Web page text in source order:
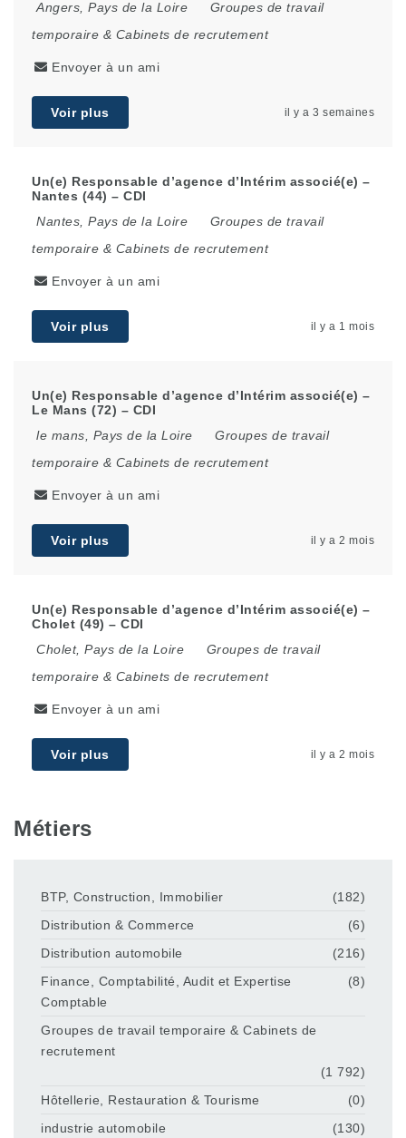
Angers Pays de la Loire
Groupes de travail
temporaire & Cabinets de recrutement
Envoyer à un ami
Voir plus il y a 3 semaines
Un(e) Responsable d’agence d’Intérim associé(e) –
Nantes (44) – CDI
Nantes Pays de la Loire
Groupes de travail
temporaire & Cabinets de recrutement
Envoyer à un ami
Voir plus il y a 1 mois
Un(e) Responsable d’agence d’Intérim associé(e) –
Le Mans (72) – CDI
le mans
Pays de la Loire
Groupes de travail
temporaire & Cabinets de recrutement
Envoyer à un ami
Voir plus il y a 2 mois
Un(e) Responsable d’agence d’Intérim associé(e) –
Cholet (49) – CDI
Cholet, Pays de la Loire
Groupes de travail
temporaire & Cabinets de recrutement
Envoyer à un ami
Voir plus il y a 2 mois
Métiers
BTP, Construction, Immobilier
(182)
Distribution & Commerce
(6)
Distribution automobile
(216)
Finance, Comptabilité, Audit et Expertise
Comptable
(8)
Groupes de travail temporaire & Cabinets de
recrutement
(1 792)
Hôtellerie, Restauration & Tourisme
(0)
industrie automobile
(130)